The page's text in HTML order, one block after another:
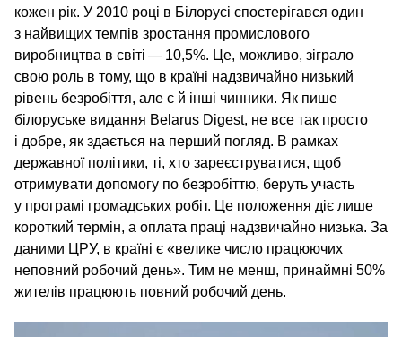
кожен рік. У 2010 році в Білорусі спостерігався один
з найвищих темпів зростання промислового
виробництва в світі — 10,5%. Це, можливо, зіграло
свою роль в тому, що в країні надзвичайно низький
рівень безробіття, але є й інші чинники. Як пише
білоруське видання Belarus Digest, не все так просто
і добре, як здається на перший погляд. В рамках
державної політики, ті, хто зареєструватися, щоб
отримувати допомогу по безробіттю, беруть участь
у програмі громадських робіт. Це положення діє лише
короткий термін, а оплата праці надзвичайно низька. За
даними ЦРУ, в країні є «велике число працюючих
неповний робочий день». Тим не менш, принаймні 50%
жителів працюють повний робочий день.